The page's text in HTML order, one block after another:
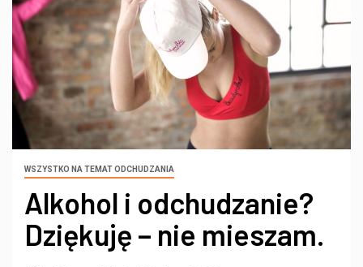
WSZYSTKO NA TEMAT ODCHUDZANIA
Alkohol i odchudzanie?
Dziękuję – nie mieszam.